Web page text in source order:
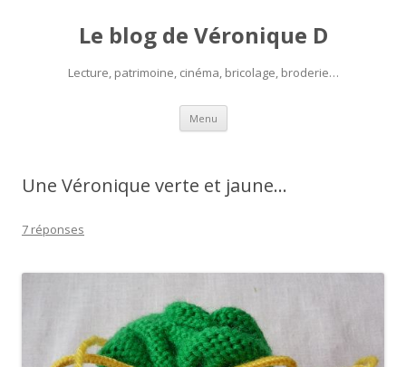
Le blog de Véronique D
Lecture, patrimoine, cinéma, bricolage, broderie…
Menu Aller
contenu
Une Véronique verte et jaune…
7 réponses